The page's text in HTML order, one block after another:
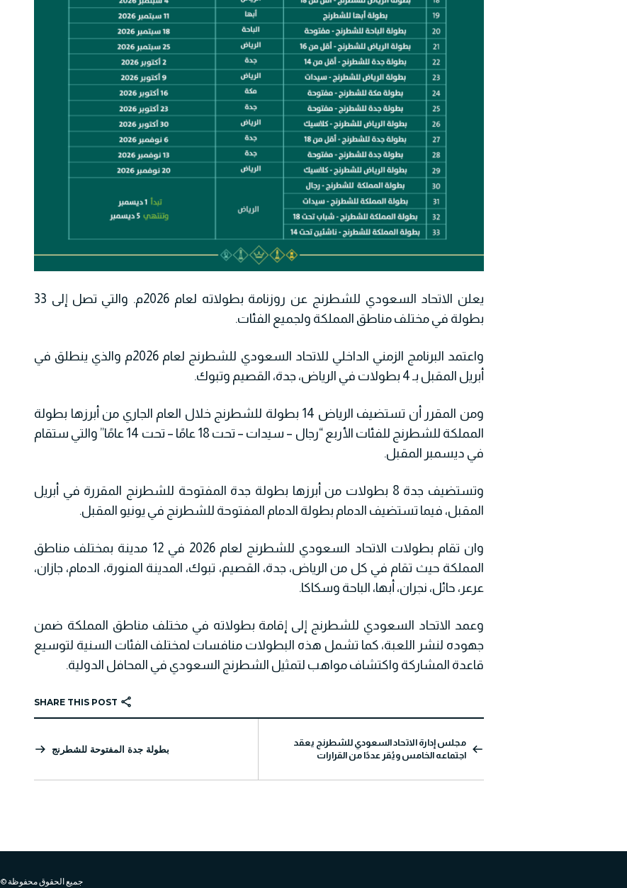
يعلن الاتحاد السعودي للشطرنج عن روزنامة بطولاته لعام 2026م. والتي تصل إلى 33
بطولة في مختلف مناطق المملكة ولجميع الفئات.
واعتمد البرنامج الزمني الداخلي للاتحاد السعودي للشطرنج لعام 2026م والذي ينطلق في
أبريل المقبل بـ 4 بطولات في الرياض، جدة، القصيم وتبوك.
ومن المقرر أن تستضيف الرياض 14 بطولة للشطرنج خلال العام الجاري من أبرزها بطولة
المملكة للشطرنج للفئات الأربع “رجال – سيدات – تحت 18 عامًا – تحت 14 عامًا” والتي ستقام
في ديسمبر المقبل.
وتستضيف جدة 8 بطولات من أبرزها بطولة جدة المفتوحة للشطرنج المقررة في أبريل
المقبل، فيما تستضيف الدمام بطولة الدمام المفتوحة للشطرنج في يونيو المقبل.
وان تقام بطولات الاتحاد السعودي للشطرنج لعام 2026 في 12 مدينة بمختلف مناطق
المملكة حيث تقام في كل من الرياض، جدة، القصيم، تبوك، المدينة المنورة، الدمام، جازان،
عرعر، حائل، نجران، أبها، الباحة وسكاكا.
وعمد الاتحاد السعودي للشطرنج إلى إقامة بطولاته في مختلف مناطق المملكة ضمن
جهوده لنشر اللعبة، كما تشمل هذه البطولات منافسات لمختلف الفئات السنية لتوسيع
قاعدة المشاركة واكتشاف مواهب لتمثيل الشطرنج السعودي في المحافل الدولية.
مجلس إدارة الاتحاد السعودي للشطرنج يعقد
اجتماعه الخامس ويُقر عددًا من القرارات
بطولة جدة المفتوحة للشطرنج
جميع الحقوق محفوظة © 2024 الاتحـــــــاد السعــــــــودي للشـــــــــــطـرنج